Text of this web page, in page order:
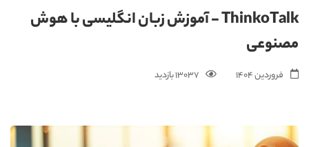
ThinkoTalk - آموزش زبان انگلیسی با هوش
مصنوعی
فروردین 1404 13037 بازدید